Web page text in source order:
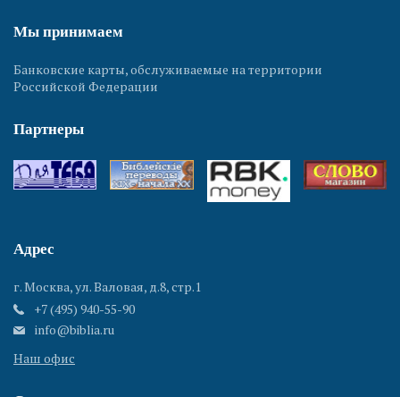
Мы принимаем
Банковские карты, обслуживаемые на территории
Российской Федерации
Партнеры
Адрес
г. Москва, ул. Валовая, д.8, стр.1
+7 (495) 940-55-90
info@biblia.ru
Наш офис